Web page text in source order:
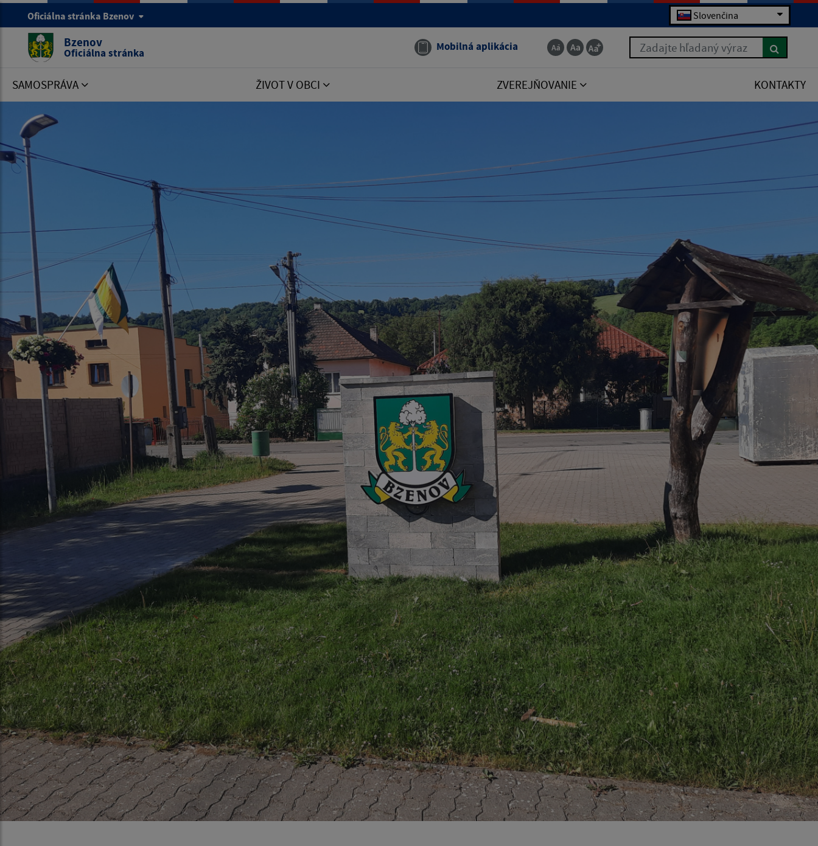
Oficiálna stránka Bzenov Slovenčina
Bzenov
Oficiálna stránka Mobilná aplikácia Zadajte hľadaný výraz
SAMOSPRÁVA ŽIVOT V OBCI ZVEREJŇOVANIE KONTAKTY